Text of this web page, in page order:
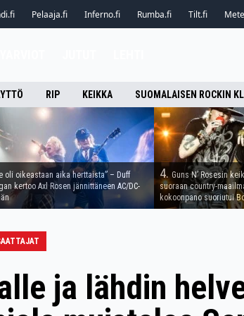
Pelaaja.fi Inferno.fi Rumba.fi Tilt.fi
RIP KEIKKA SUOMALAISEN ROCKIN
oli oikeastaan aika herttaista” – Duff
kertoo Axl Rosen jännittäneen AC/DC-
4. Guns N’ Rosesin
suoraan country-
kokoonpano suoriutui
ja lähdin